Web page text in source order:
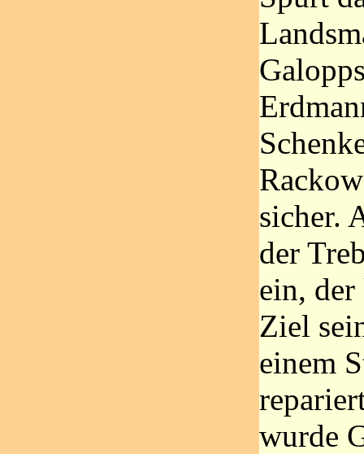
sicher.
der
ein,
Ziel
einem
wurde